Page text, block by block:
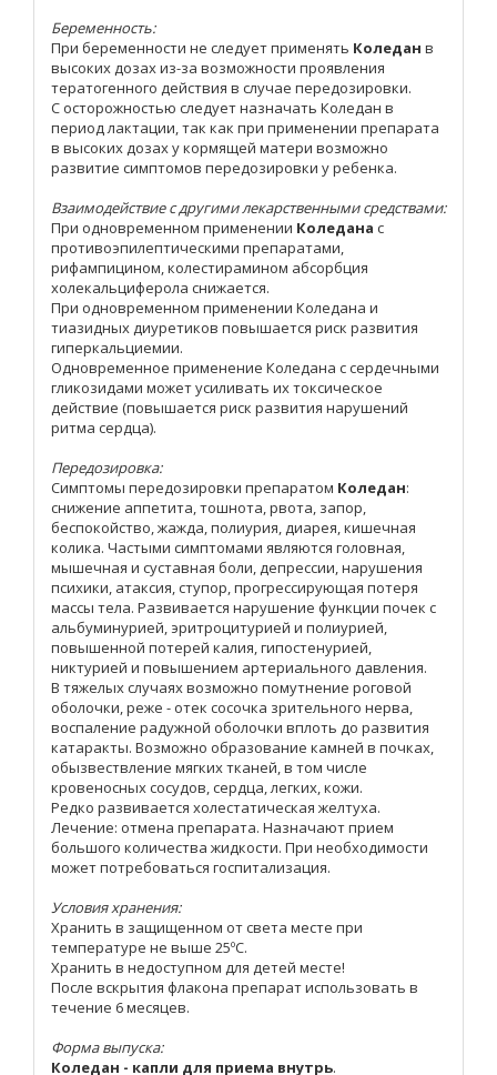
Беременность:
При беременности не следует применять Коледан в
высоких дозах из-за возможности проявления
тератогенного действия в случае передозировки.
С осторожностью следует назначать Коледан в
период лактации, так как при применении препарата
в высоких дозах у кормящей матери возможно
развитие симптомов передозировки у ребенка.
Взаимодействие с другими лекарственными средствами:
При одновременном применении Коледана с
противоэпилептическими препаратами,
рифампицином, колестирамином абсорбция
холекальциферола снижается.
При одновременном применении Коледана и
тиазидных диуретиков повышается риск развития
гиперкальциемии.
Одновременное применение Коледана с сердечными
гликозидами может усиливать их токсическое
действие (повышается риск развития нарушений
ритма сердца).
Передозировка:
Симптомы передозировки препаратом Коледан:
снижение аппетита, тошнота, рвота, запор,
беспокойство, жажда, полиурия, диарея, кишечная
колика. Частыми симптомами являются головная,
мышечная и суставная боли, депрессии, нарушения
психики, атаксия, ступор, прогрессирующая потеря
массы тела. Развивается нарушение функции почек с
альбуминурией, эритроцитурией и полиурией,
повышенной потерей калия, гипостенурией,
никтурией и повышением артериального давления.
В тяжелых случаях возможно помутнение роговой
оболочки, реже - отек сосочка зрительного нерва,
воспаление радужной оболочки вплоть до развития
катаракты. Возможно образование камней в почках,
обызвествление мягких тканей, в том числе
кровеносных сосудов, сердца, легких, кожи.
Редко развивается холестатическая желтуха.
Лечение: отмена препарата. Назначают прием
большого количества жидкости. При необходимости
может потребоваться госпитализация.
Условия хранения:
Хранить в защищенном от света месте при
температуре не выше 25ºС.
Хранить в недоступном для детей месте!
После вскрытия флакона препарат использовать в
течение 6 месяцев.
Форма выпуска:
Коледан - капли для приема внутрь.